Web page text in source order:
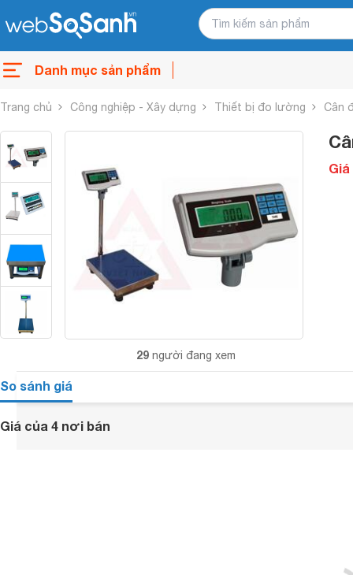
Danh mục sản phẩm
Trang chủ Công nghiệp - Xây dựng Thiết bị đo lường Cân
29 người đang xem
Giá
So sánh giá
Giá của 4 nơi bán